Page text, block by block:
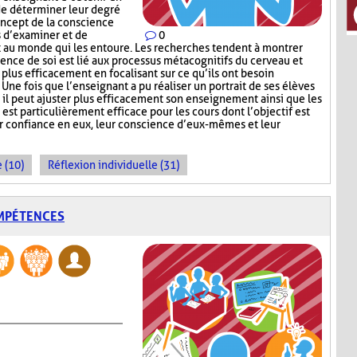
0
déterminer leur degré
de la conscience
et de
monde qui les entoure. Les recherches tendent à montrer
de soi est lié aux processus métacognitifs du cerveau et
efficacement en focalisant sur ce qu’ils ont besoin
fois que l’enseignant a pu réaliser un portrait de ses élèves
il peut ajuster plus efficacement son enseignement ainsi que les
particulièrement efficace pour les cours dont l’objectif est
confiance en eux, leur conscience d’eux-mêmes et leur
(10) Réflexion individuelle (31)